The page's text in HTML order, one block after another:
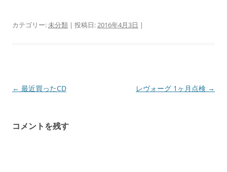
)
カテゴリー:未分類 | 投稿日:2016年4月3日 |
投
ビ
← 最近買ったCD レヴォーグ 1ヶ月点検 →
コメントを残す